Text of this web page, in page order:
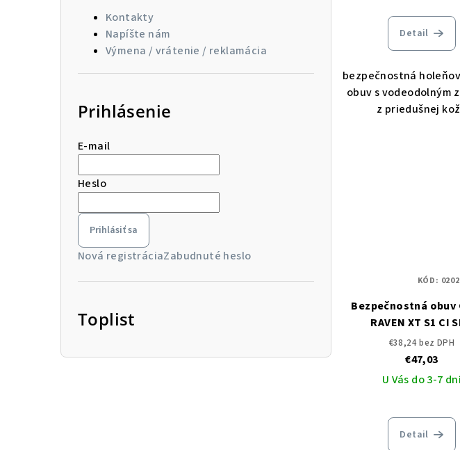
Kontakty
Napíšte nám
Výmena / vrátenie / reklamácia
Prihlásenie
E-mail
Heslo
Prihlásiť sa
Nová registráciaZabudnuté heslo
Toplist
Detail
bezpečnostná
obuv s vodeodolným
z priedušnej
Bezpečnostná obuv
RAVEN XT S1 CI
€38,24 bez DPH
€47,03
U Vás do 3-7
Detail
KÓD: